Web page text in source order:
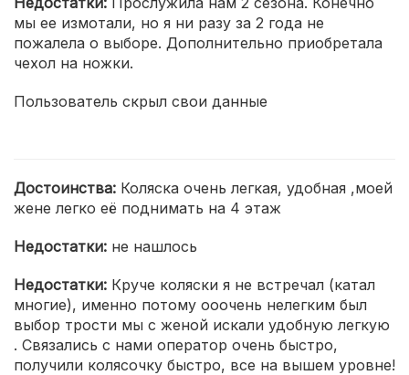
мы ее измотали, но я ни разу за 2 года не
пожалела о выборе. Дополнительно приобретала
чехол на ножки.
Пользователь скрыл свои данные
Достоинства: Коляска очень легкая, удобная ,моей
жене легко её поднимать на 4 этаж
Недостатки: не нашлось
Недостатки: Круче коляски я не встречал (катал
многие), именно потому ооочень нелегким был
выбор трости мы с женой искали удобную легкую
. Связались с нами оператор очень быстро,
получили колясочку быстро, все на вышем уровне!